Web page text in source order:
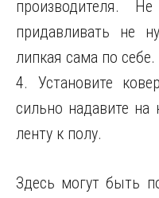
производителя.
придавливать не
липкая сама по себе.
4. Установите
сильно надавите на
ленту к полу.
Здесь могут быть